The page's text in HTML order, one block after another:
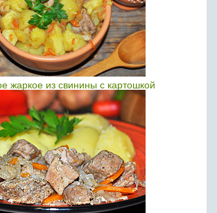
жаркое из свинины с картошкой